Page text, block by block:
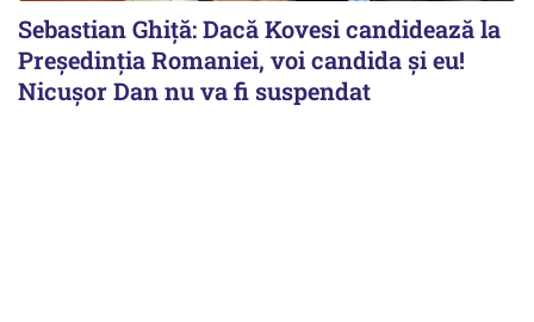
Sebastian Ghiță: Dacă Kovesi candidează la
Președinția Romaniei, voi candida și eu!
Nicușor Dan nu va fi suspendat